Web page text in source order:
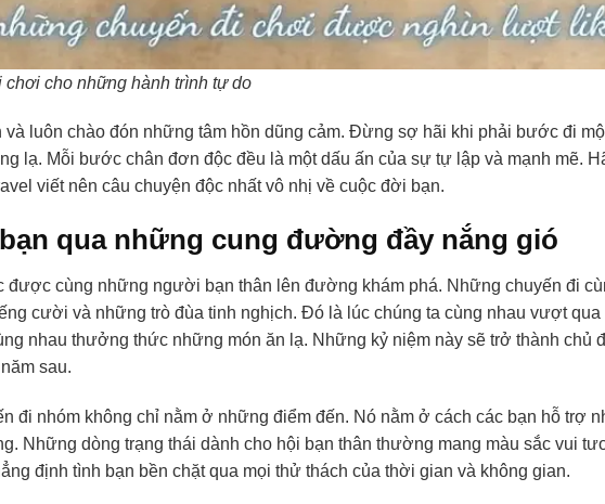
cho những hành trình tự do
luôn chào đón những tâm hồn dũng cảm. Đừng sợ hãi khi phải bước đi
lạ. Mỗi bước chân đơn độc đều là một dấu ấn của sự tự lập và mạnh mẽ.
viết nên câu chuyện độc nhất vô nhị về cuộc đời bạn.
qua những cung đường đầy nắng gió
được cùng những người bạn thân lên đường khám phá. Những chuyến đi
cười và những trò đùa tinh nghịch. Đó là lúc chúng ta cùng nhau vượt qua
nhau thưởng thức những món ăn lạ. Những kỷ niệm này sẽ trở thành chủ
sau.
đi nhóm không chỉ nằm ở những điểm đến. Nó nằm ở cách các bạn hỗ trợ
Những dòng trạng thái dành cho hội bạn thân thường mang màu sắc vui
định tình bạn bền chặt qua mọi thử thách của thời gian và không gian.